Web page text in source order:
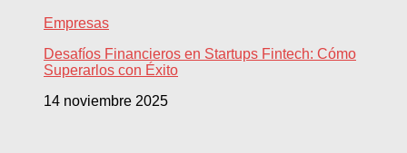
Empresas
Desafíos Financieros en Startups Fintech: Cómo
Superarlos con Éxito
14 noviembre 2025